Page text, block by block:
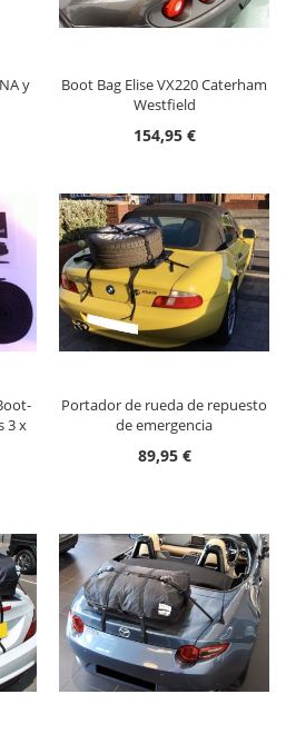
y
Boot Bag Elise VX220 Caterham
Westfield
154,95 €
3 x
Portador de rueda de repuesto
de emergencia
89,95 €